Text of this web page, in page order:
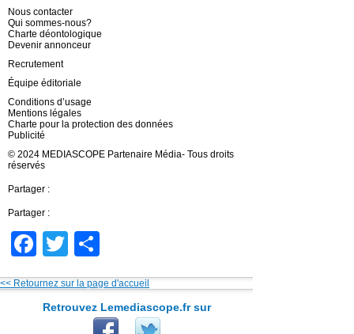
Nous contacter
Qui sommes-nous?
Charte déontologique
Devenir annonceur
Recrutement
Équipe éditoriale
Conditions d’usage
Mentions légales
Charte pour la protection des données
Publicité
© 2024 MEDIASCOPE Partenaire Média- Tous droits
réservés
Partager :
Partager :
Facebook
Twitter
<< Retournez sur la page d'accueil
Retrouvez Lemediascope.fr sur